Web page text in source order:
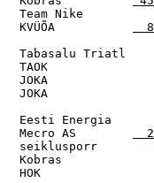
KVÜÕA
  8
Tabasalu
Mecro AS
  2